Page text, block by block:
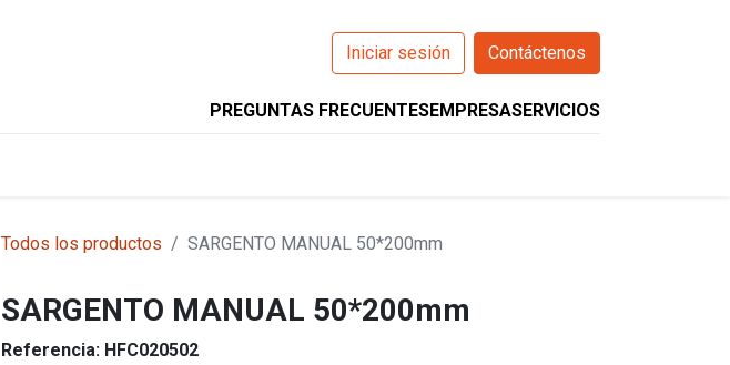
Iniciar sesión Contáctenos
PREGUNTAS FRECUENTESEMPRESASERVICIOS
Todos los productos SARGENTO MANUAL 50*200mm
SARGENTO MANUAL 50*200mm
Referencia: HFC020502